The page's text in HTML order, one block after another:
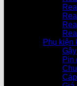
Phụ kiện
Pin